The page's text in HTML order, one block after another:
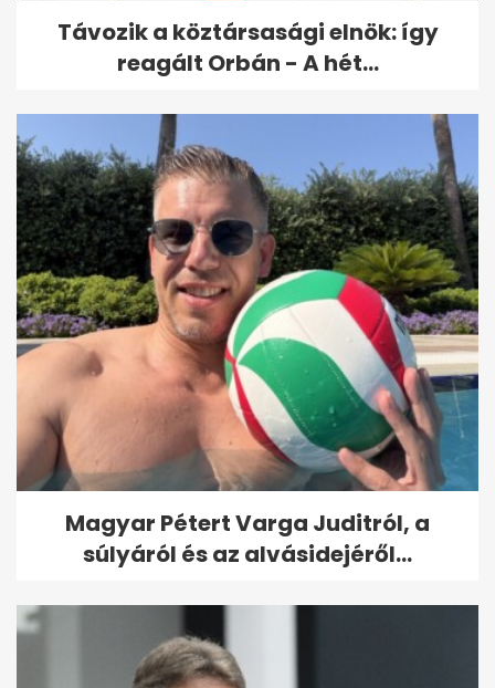
Távozik a köztársasági elnök: így
reagált Orbán - A hét...
Magyar Pétert Varga Juditról, a
súlyáról és az alvásidejéről...